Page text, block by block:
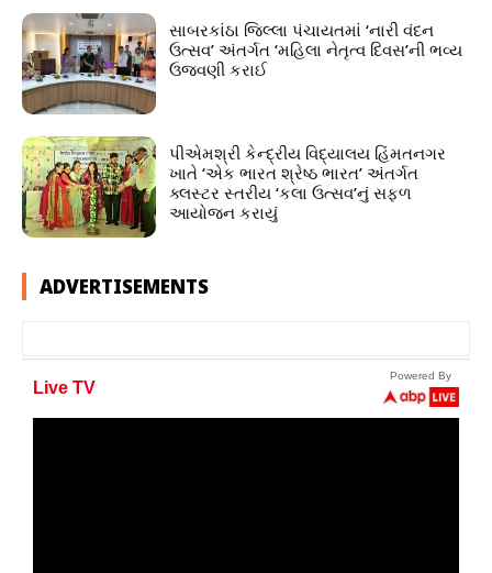
સાબરકાંઠા જિલ્લા પંચાયતમાં ‘નારી વંદન
ઉત્સવ’ અંતર્ગત ‘મહિલા નેતૃત્વ દિવસ’ની ભવ્ય
ઉજવણી કરાઈ
પીએમશ્રી કેન્દ્રીય વિદ્યાલય હિંમતનગર
ખાતે ‘એક ભારત શ્રેષ્ઠ ભારત’ અંતર્ગત
ક્લસ્ટર સ્તરીય ‘કલા ઉત્સવ’નું સફળ
આયોજન કરાયું
ADVERTISEMENTS